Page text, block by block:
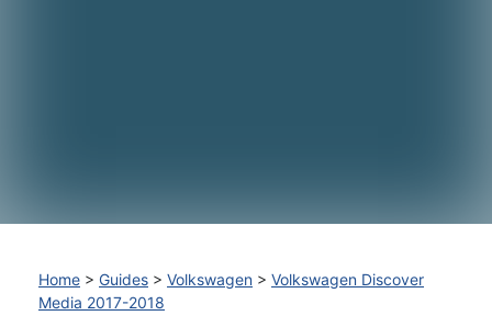
Home > Guides > Volkswagen > Volkswagen Discover
Media 2017-2018